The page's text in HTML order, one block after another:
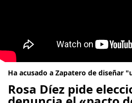
Ha acusado a Zapatero de diseñar
Rosa Díez pide